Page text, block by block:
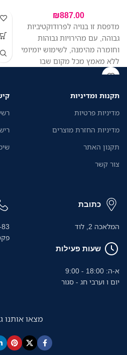
₪887.00
מדפסת זו בנויה לפרודוקטיביות
גבוהה, עם מהירויות גבוהות
וחומרה מהימנה, לשימוש יומיומי
ללא מאמץ מכל מקום שבו
העבודה מתבצעת, כך שתוכלו
תקנות ומדיניות
מדיניות פרטיות
מדיניות החזרת מוצרים
תקנון האתר
צור קשר
כתובת
המלאכה 2, לוד
שעות פעילות
א-ה: 18:00 - 9:00
יום ו וערבי חג - סגור
פקס: 08-
מצאו אותנו